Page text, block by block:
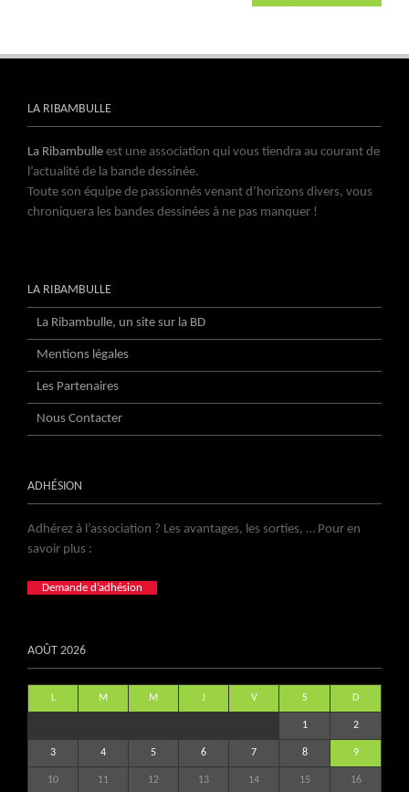
LA RIBAMBULLE
La Ribambulle est une association qui vous tiendra au courant de
l’actualité de la bande dessinée.
Toute son équipe de passionnés venant d’horizons divers, vous
chroniquera les bandes dessinées à ne pas manquer !
LA RIBAMBULLE
La Ribambulle, un site sur la BD
Mentions légales
Les Partenaires
Nous Contacter
ADHÉSION
Adhérez à l’association ? Les avantages, les sorties, … Pour en
savoir plus :
Demande d’adhésion
AOÛT 2026
L M M J V S D
1 2
3 4 5 6 7 8 9
10 11 12 13 14 15 16